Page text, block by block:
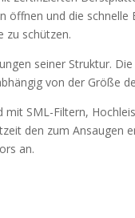
öffnen und die
zu schützen.
seiner Struktur.
von der Größe
mit SML-Filtern,
den zum Ansaugen
an.